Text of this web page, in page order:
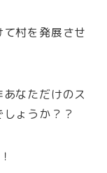
村を発展させ
なただけのス
ょうか？？